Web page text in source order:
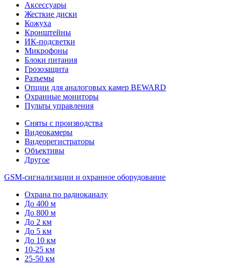
Аксессуары
Жесткие диски
Кожуха
Кронштейны
ИК-подсветки
Микрофоны
Блоки питания
Грозозащита
Разъемы
Опции для аналоговых камер BEWARD
Охранные мониторы
Пульты управления
Сняты с производства
Видеокамеры
Видеорегистраторы
Объективы
Другое
GSM-сигнализации и охранное оборудование
Охрана по радиоканалу
До 400 м
До 800 м
До 2 км
До 5 км
До 10 км
10-25 км
25-50 км